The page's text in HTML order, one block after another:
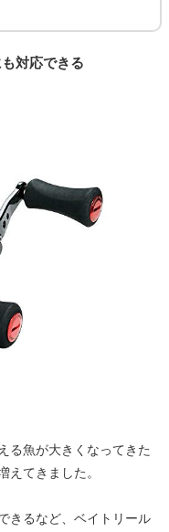
対応できる
る魚が大きくなってきた
えてきました。
きるなど、ベイトリール